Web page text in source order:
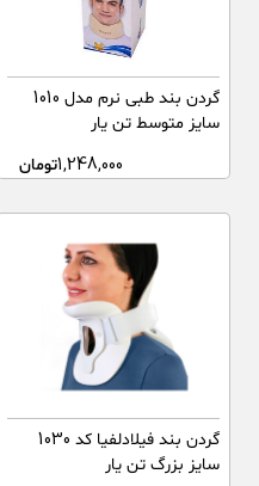
گردن بند طبی نرم مدل 1010
سایز متوسط تن یار
1,248,000تومان
گردن بند فیلادلفیا کد 1030
سایز بزرگ تن یار